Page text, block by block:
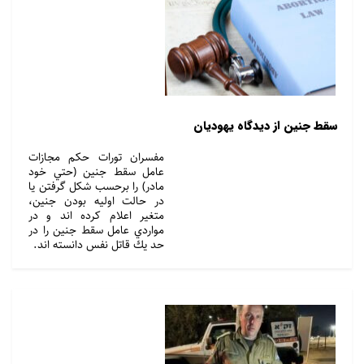
سقط جنین از ديدگاه يهودیان
مفسران تورات حكم مجازات
عامل سقط جنین (حتي خود
مادر) را برحسب شكل گرفتن يا
در حالت اوليه بودن جنين،
متغير اعلام كرده اند و در
مواردي عامل سقط جنین را در
حد يك قاتل نفس دانسته اند.